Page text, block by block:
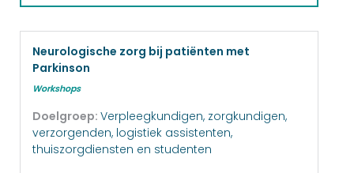
Neurologische zorg bij patiënten met
Parkinson
Workshops
Doelgroep: Verpleegkundigen, zorgkundigen,
verzorgenden, logistiek assistenten,
thuiszorgdiensten en studenten